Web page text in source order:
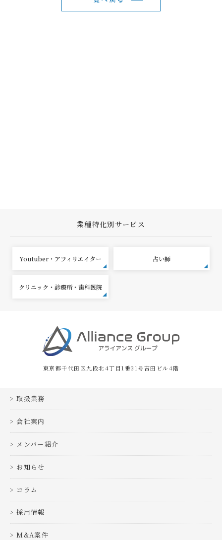
業種特化別サービス
Youtuber・アフィリエイター 占い師
クリニック・診療所・歯科医院
東京都千代田区九段北4丁目1番31号吉田ビル4階
取扱業務
会社案内
メンバー紹介
お知らせ
コラム
採用情報
M&A案件